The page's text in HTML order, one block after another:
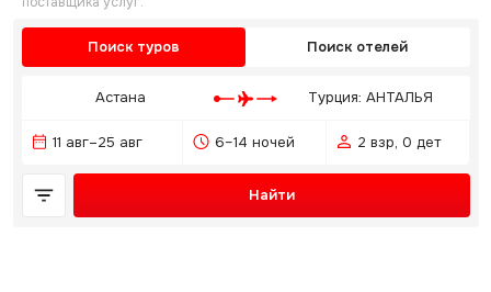
Поиск туров Поиск отелей
Астана Турция: АНТАЛЬЯ
11 авг–25 авг 6–14 ночей 2 взр, 0 дет
Найти